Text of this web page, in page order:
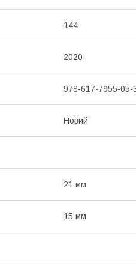
144
2020
978-617-7955-05-
Новий
21 мм
15 мм